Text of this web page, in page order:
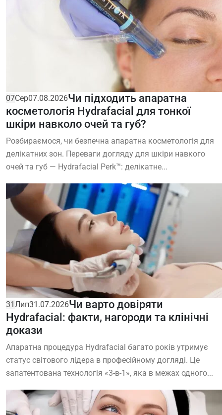
07Сер07.08.2026Чи підходить апаратна
косметологія Hydrafacial для тонкої
шкіри навколо очей та губ?
Розбираємося, чи безпечна апаратна косметологія для
делікатних зон. Переваги догляду для шкіри навкого
очей та губ — Hydrafacial Perk™: делікатне...
31 Лип31.07.2026Чи варто довіряти
Hydrafacial: факти, нагороди та клінічні
докази
Апаратна процедура Hydrafacial багато років утримує
статус світового лідера в професійному догляді. Це
запатентована технологія «3-в-1», яка в межах одного...